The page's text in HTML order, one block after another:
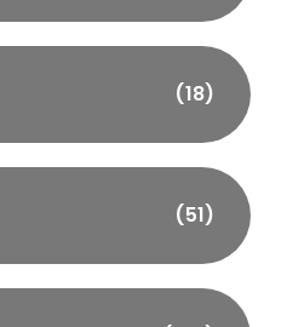
(18)
(51)